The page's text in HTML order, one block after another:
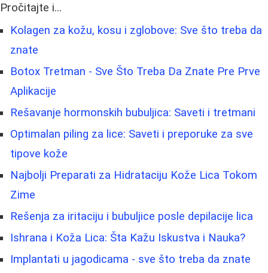
Pročitajte i...
Kolagen za kožu, kosu i zglobove: Sve što treba da
znate
Botox Tretman - Sve Što Treba Da Znate Pre Prve
Aplikacije
Rešavanje hormonskih bubuljica: Saveti i tretmani
Optimalan piling za lice: Saveti i preporuke za sve
tipove kože
Najbolji Preparati za Hidrataciju Kože Lica Tokom
Zime
Rešenja za iritaciju i bubuljice posle depilacije lica
Ishrana i Koža Lica: Šta Kažu Iskustva i Nauka?
Implantati u jagodicama - sve što treba da znate